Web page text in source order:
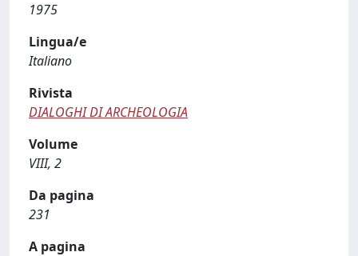
1975
Lingua/e
Italiano
Rivista
DIALOGHI DI ARCHEOLOGIA
Volume
VIII, 2
Da pagina
231
A pagina